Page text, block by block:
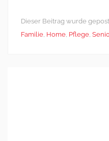
Dieser Beitrag wurde
Familie, Home, Pflege,